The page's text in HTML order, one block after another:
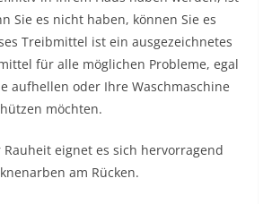
Sie es nicht haben, können Sie es
Treibmittel ist ein ausgezeichnetes
für alle möglichen Probleme, egal
aufhellen oder Ihre Waschmaschine
möchten.
eignet es sich hervorragend
am Rücken.